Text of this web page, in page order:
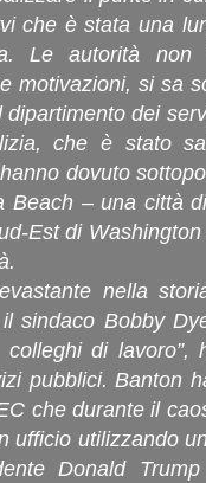
che è stata una
Le autorità non
motivazioni, si sa
dei
che è stato
dovuto
Beach – una città
Est di
nella
sindaco Bobby
di lavoro”,
pubblici. Banton
che durante il
ufficio utilizzando
Donald